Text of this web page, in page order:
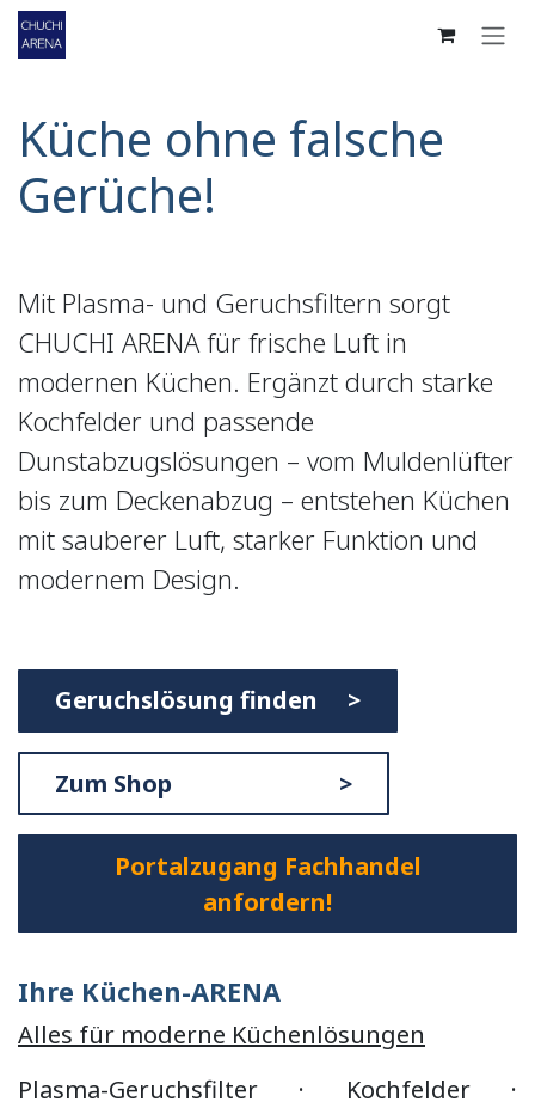
Zum Inhalt springen
Küche ohne falsche
Gerüche!
Mit Plasma- und Geruchsfiltern sorgt
CHUCHI ARENA für frische Luft in
modernen Küchen. Ergänzt durch starke
Kochfelder und passende
Dunstabzugslösungen – vom Muldenlüfter
bis zum Deckenabzug – entstehen Küchen
mit sauberer Luft, starker Funktion und
modernem Design.
Geruchslösung finden >
Zum Shop >
Portalzugang Fachhandel
anfordern!
Ihre Küchen-ARENA
Alles für moderne Küchenlösungen
Plasma-Geruchsfilter · Kochfelder ·